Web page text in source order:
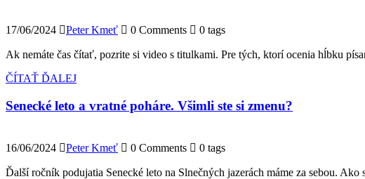
17/06/2024 Peter Kmeť 0 Comments 0 tags
Ak nemáte čas čítať, pozrite si video s titulkami. Pre tých, ktorí ocenia hĺbku
ČÍTAŤ ĎALEJ
Senecké leto a vratné poháre. Všimli ste si zmenu?
16/06/2024 Peter Kmeť 0 Comments 0 tags
Ďalší ročník podujatia Senecké leto na Slnečných jazerách máme za sebou.